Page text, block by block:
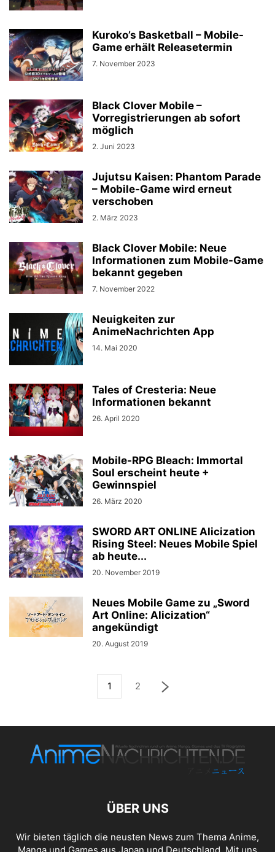
Kuroko’s Basketball – Mobile-
Game erhält Releasetermin
7. November 2023
Black Clover Mobile –
Vorregistrierungen ab sofort
möglich
2. Juni 2023
Jujutsu Kaisen: Phantom Parade
– Mobile-Game wird erneut
verschoben
2. März 2023
Black Clover Mobile: Neue
Informationen zum Mobile-Game
bekannt gegeben
7. November 2022
Neuigkeiten zur
AnimeNachrichten App
14. Mai 2020
Tales of Cresteria: Neue
Informationen bekannt
26. April 2020
Mobile-RPG Bleach: Immortal
Soul erscheint heute +
Gewinnspiel
26. März 2020
SWORD ART ONLINE Alicization
Rising Steel: Neues Mobile Spiel
ab heute...
20. November 2019
Neues Mobile Game zu „Sword
Art Online: Alicization“
angekündigt
20. August 2019
1 2
ÜBER UNS
Wir bieten täglich die neusten News zum Thema Anime,